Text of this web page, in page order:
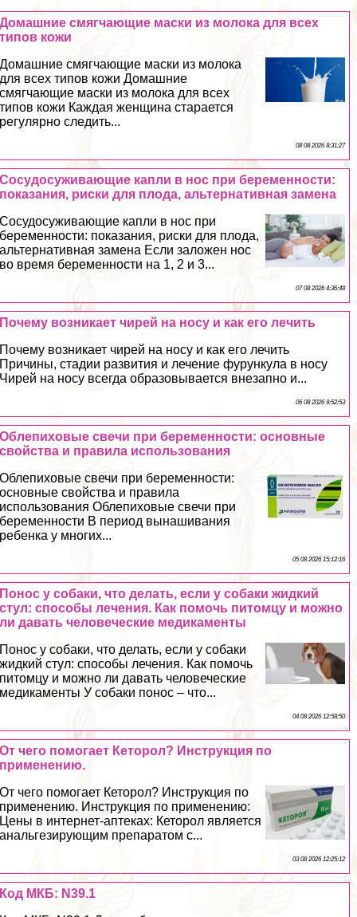
Домашние смягчающие маски из молока для всех
типов кожи
Домашние смягчающие маски из молока
для всех типов кожи Домашние
смягчающие маски из молока для всех
типов кожи Каждая женщина старается
регулярно следить...
08 08 2026 8:31:27
Сосудосуживающие капли в нос при беременности:
показания, риски для плода, альтернативная замена
Сосудосуживающие капли в нос при
беременности: показания, риски для плода,
альтернативная замена Если заложен нос
во время беременности на 1, 2 и 3...
07 08 2026 4:36:48
Почему возникает чирей на носу и как его лечить
Почему возникает чирей на носу и как его лечить
Причины, стадии развития и лечение фурункула в носу
Чирей на носу всегда образовывается внезапно и...
06 08 2026 9:52:53
Облепиховые свечи при беременности: основные
свойства и правила использования
Облепиховые свечи при беременности:
основные свойства и правила
использования Облепиховые свечи при
беременности В период вынашивания
ребенка у многих...
05 08 2026 15:12:16
Понос у собаки, что делать, если у собаки жидкий
стул: способы лечения. Как помочь питомцу и можно
ли давать человеческие медикаменты
Понос у собаки, что делать, если у собаки
жидкий стул: способы лечения. Как помочь
питомцу и можно ли давать человеческие
медикаменты У собаки понос – что...
04 08 2026 12:58:50
От чего помогает Кеторол? Инструкция по
применению.
От чего помогает Кеторол? Инструкция по
применению. Инструкция по применению:
Цены в интернет-аптеках: Кеторол является
aнaльгезирующим препаратом с...
03 08 2026 12:25:12
Код МКБ: N39.1